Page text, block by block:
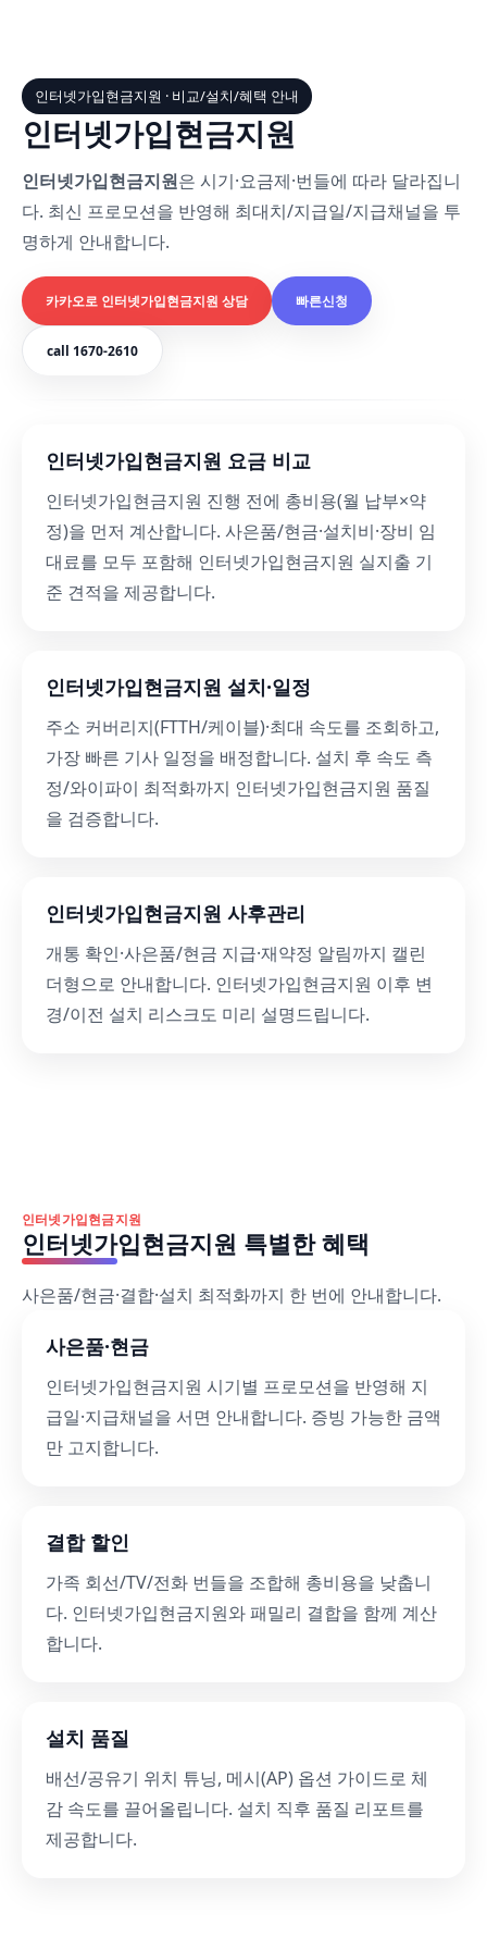
인터넷가입현금지원 · 비교/설치/혜택 안내
인터넷가입현금지원
인터넷가입현금지원은 시기·요금제·번들에 따라 달라집니
다. 최신 프로모션을 반영해 최대치/지급일/지급채널을 투
명하게 안내합니다.
카카오로 인터넷가입현금지원 상담 빠른신청
call 1670-2610
인터넷가입현금지원 요금 비교
인터넷가입현금지원 진행 전에 총비용(월 납부×약
정)을 먼저 계산합니다. 사은품/현금·설치비·장비 임
대료를 모두 포함해 인터넷가입현금지원 실지출 기
준 견적을 제공합니다.
인터넷가입현금지원 설치·일정
주소 커버리지(FTTH/케이블)·최대 속도를 조회하고,
가장 빠른 기사 일정을 배정합니다. 설치 후 속도 측
정/와이파이 최적화까지 인터넷가입현금지원 품질
을 검증합니다.
인터넷가입현금지원 사후관리
개통 확인·사은품/현금 지급·재약정 알림까지 캘린
더형으로 안내합니다. 인터넷가입현금지원 이후 변
경/이전 설치 리스크도 미리 설명드립니다.
인터넷가입현금지원
인터넷가입현금지원 특별한 혜택
사은품/현금·결합·설치 최적화까지 한 번에 안내합니다.
사은품·현금
인터넷가입현금지원 시기별 프로모션을 반영해 지
급일·지급채널을 서면 안내합니다. 증빙 가능한 금액
만 고지합니다.
결합 할인
가족 회선/TV/전화 번들을 조합해 총비용을 낮춥니
다. 인터넷가입현금지원와 패밀리 결합을 함께 계산
합니다.
설치 품질
배선/공유기 위치 튜닝, 메시(AP) 옵션 가이드로 체
감 속도를 끌어올립니다. 설치 직후 품질 리포트를
제공합니다.